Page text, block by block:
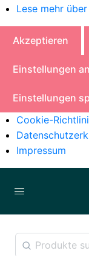
Lese mehr
Akzeptieren
Einstellungen
Einstellungen
Cookie-
Impressum